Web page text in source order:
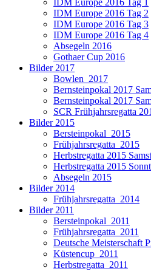
IDM Europe 2016 Tag 1
IDM Europe 2016 Tag 2
IDM Europe 2016 Tag 3
IDM Europe 2016 Tag 4
Absegeln 2016
Gothaer Cup 2016
Bilder 2017
Bowlen_2017
Bernsteinpokal 2017
Bernsteinpokal 2017
SCR Frühjahrsregatta
Bilder 2015
Bersteinpokal_2015
Frühjahrsregatta_2015
Herbstregatta 2015
Herbstregatta 2015
Absegeln 2015
Bilder 2014
Frühjahrsregatta_2014
Bilder 2011
Bersteinpokal_2011
Frühjahrsregatta_2011
Deutsche Meisterschaft
Küstencup_2011
Herbstregatta_2011